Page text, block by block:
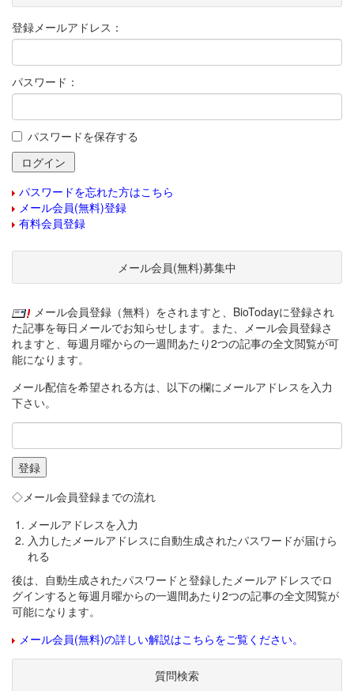
登録メールアドレス：
パスワード：
パスワードを保存する
パスワードを忘れた方はこちら
メール会員(無料)登録
有料会員登録
メール会員(無料)募集中
メール会員登録（無料）をされますと、BioTodayに登録され
た記事を毎日メールでお知らせします。また、メール会員登録さ
れますと、毎週月曜からの一週間あたり2つの記事の全文閲覧が可
能になります。
メール配信を希望される方は、以下の欄にメールアドレスを入力
下さい。
◇メール会員登録までの流れ
メールアドレスを入力
入力したメールアドレスに自動生成されたパスワードが届けら
れる
後は、自動生成されたパスワードと登録したメールアドレスでロ
グインすると毎週月曜からの一週間あたり2つの記事の全文閲覧が
可能になります。
メール会員(無料)の詳しい解説はこちらをご覧ください。
質問検索